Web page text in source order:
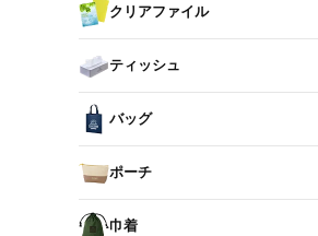
クリアファイル
ティッシュ
バッグ
ポーチ
巾着